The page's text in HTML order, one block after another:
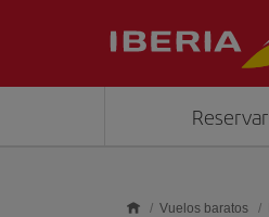
Reservar
Vuelos baratos